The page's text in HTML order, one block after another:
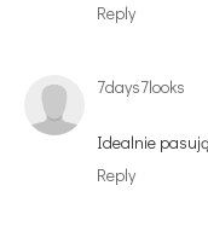
Reply
7days7looks
Idealnie
Reply